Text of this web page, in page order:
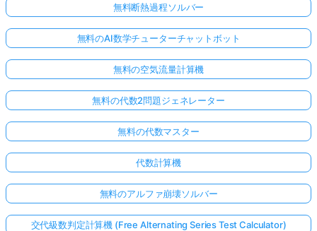
無料断熱過程ソルバー
無料のAI数学チューターチャットボット
無料の空気流量計算機
無料の代数2問題ジェネレーター
無料の代数マスター
代数計算機
無料のアルファ崩壊ソルバー
交代級数判定計算機 (Free Alternating Series Test Calculator)